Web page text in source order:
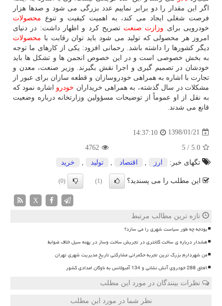
اگر این مقدار را دو برابر نماییم عدد بزرگی می شود و صدها هزار
فرصت شغلی ایجاد می كند، به اهمیت كیفیت و تنوع محصولات
خودرویی برای وزارت صنعت تصریح كرد و اظهار داشت: در دنیای
امروز هر محصولی كه تولید می شود باید توان رقابت با محصولات
دیگر كشورها را داشته باشد. رحمانی افزود: یكی از كارهای ما توجه
به بخش خصوصی است و در این خصوص انجمن ها و تشكل ها باید
خودشان در تصمیم گیری و اجرا نقش بگیرند. وزیر صنعت، معدن و
تجارت با اشاره به همراهی خودروسازان و قطعه سازان برای عبور از
مشكلات در سال گذشته، به همراهی خریداران خودرو اشاره نمود كه
به نقل از او عموماً از توضیحات مسؤولین وزارتخانه درباره وضعیت
قانع می شدند.
1398/01/21
14:37:10
5.0
/
5
4762
تگهای خبر:
ارز اقتصاد تولید خرید
این مطلب را می پسندید؟ (1)
(0)
X
تازه ترین مطالب مرتبط
بودجه چه طور سیاست شهری را می سازد؟
هشدار درباره ی ساخت کلانتری در تجریش ساخت وساز در پهنه سیل خلاف ضوابط
من شهردارم بزرگ ترین تجربه حکمرانی مشارکتی تاریخ مدیریت شهری تهران
الحاق 288 خودروی آتش نشانی و 134 آمبولانس به ناوگان امدادی کشور
نظرات بینندگان در مورد این مطلب
نظر شما در مورد این مطلب